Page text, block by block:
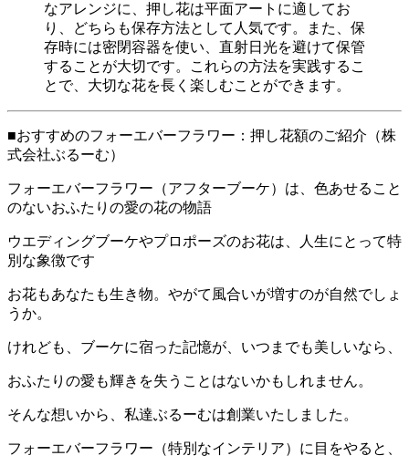
なアレンジに、押し花は平面アートに適してお
り、どちらも保存方法として人気です。また、保
存時には密閉容器を使い、直射日光を避けて保管
することが大切です。これらの方法を実践するこ
とで、大切な花を長く楽しむことができます。
■おすすめのフォーエバーフラワー：押し花額のご紹介（株
式会社ぶるーむ）
フォーエバーフラワー（アフターブーケ）は、色あせること
のないおふたりの愛の花の物語
ウエディングブーケやプロポーズのお花は、人生にとって特
別な象徴です
お花もあなたも生き物。やがて風合いが増すのが自然でしょ
うか。
けれども、ブーケに宿った記憶が、いつまでも美しいなら、
おふたりの愛も輝きを失うことはないかもしれません。
そんな想いから、私達ぶるーむは創業いたしました。
フォーエバーフラワー（特別なインテリア）に目をやると、